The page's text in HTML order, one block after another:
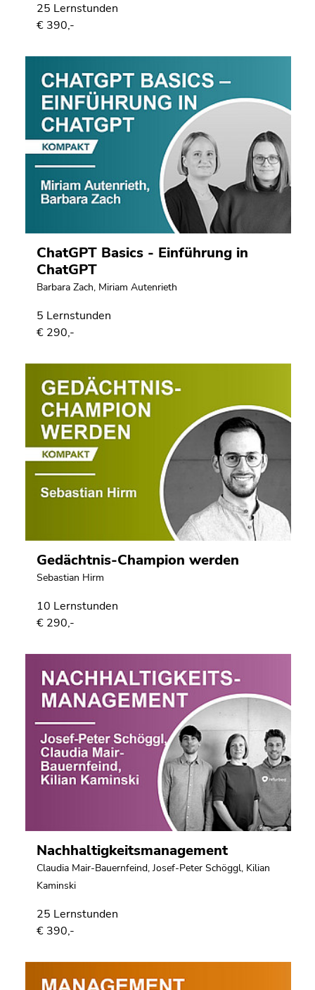
25 Lernstunden
€ 390,-
ChatGPT Basics - Einführung in
ChatGPT
Barbara Zach, Miriam Autenrieth
5 Lernstunden
€ 290,-
Gedächtnis-Champion werden
Sebastian Hirm
10 Lernstunden
€ 290,-
Nachhaltigkeitsmanagement
Claudia Mair-Bauernfeind, Josef-Peter Schöggl, Kilian
Kaminski
25 Lernstunden
€ 390,-